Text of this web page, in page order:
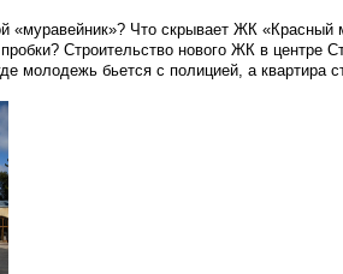
«муравейник»? Что скрывает ЖК «Красный
Строительство нового ЖК в центре
молодежь бьется с полицией, а квартира